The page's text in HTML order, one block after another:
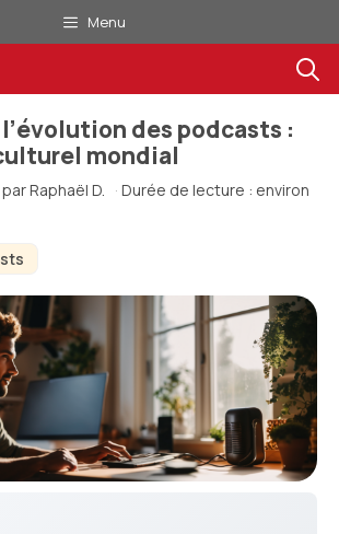
Menu
l’évolution des podcasts :
mondial
parRaphaël D. · Durée de lecture : environ